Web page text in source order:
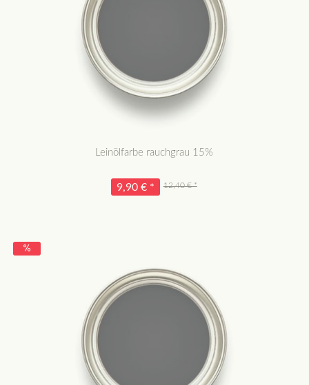
Leinölfarbe rauchgrau 15%
12,40 € *
9,90 € *